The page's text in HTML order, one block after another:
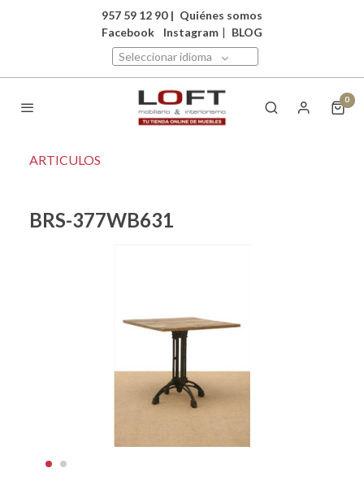
957 59 12 90 | Quiénes somos
Facebook
Instagram | BLOG
Seleccionar idioma
0
ARTICULOS
BRS-377WB631